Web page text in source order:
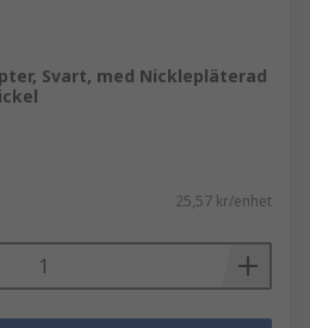
Svart, med Nicklepläterad
25,57 kr/enhet